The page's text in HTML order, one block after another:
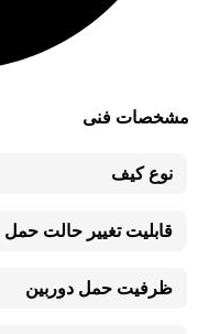
مشخصات فنی
نوع کیف
قابلیت تغییر حالت حمل
ظرفیت حمل دوربین